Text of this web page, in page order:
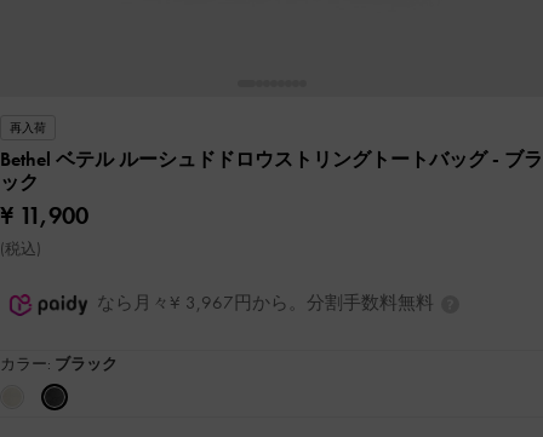
再入荷
Bethel ベテル ルーシュドドロウストリングトートバッグ- ブラ
ック
¥ 11,900
(税込)
なら月々¥ 3,967円から。分割手数料無料
カラー: ブラック